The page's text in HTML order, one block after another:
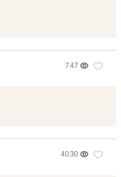
747
4030